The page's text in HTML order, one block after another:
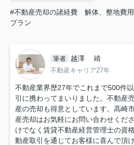
#不動産売却の諸経費 解体、整地費
プラン
筆者 越澤 靖
不動産キャリア27年
不動産業界歴27年でこれまで500件
引に携わってまいりました。不動産
産の売却も得意としています。高崎
産売却はお気軽にお問い合わせくだ
けでなく賃貸不動産経営管理士の資
動産取引を通じてお客様に喜んで頂